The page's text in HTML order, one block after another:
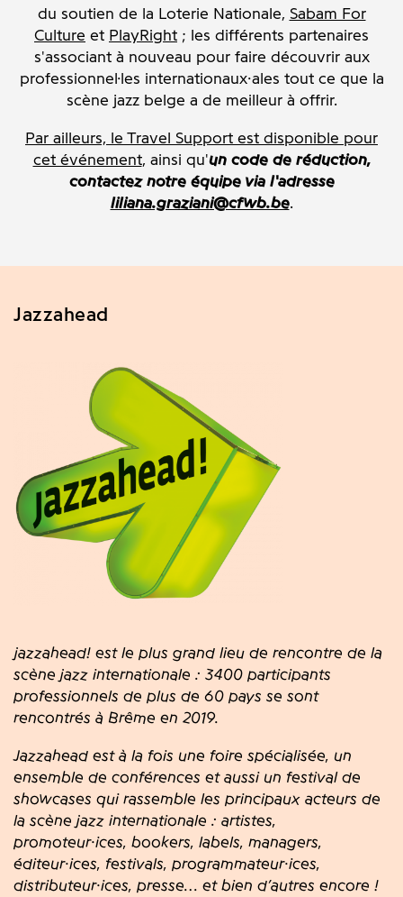
du soutien de la Loterie Nationale, Sabam For
Culture et PlayRight ; les différents partenaires
s'associant à nouveau pour faire découvrir aux
professionnel·les internationaux·ales tout ce que la
scène jazz belge a de meilleur à offrir.
Par ailleurs, le Travel Support est disponible pour
cet événement, ainsi qu'un code de réduction,
contactez notre équipe via l'adresse
liliana.graziani@cfwb.be.
Jazzahead
jazzahead! est le plus grand lieu de rencontre de la
scène jazz internationale : 3400 participants
professionnels de plus de 60 pays se sont
rencontrés à Brême en 2019.
Jazzahead est à la fois une foire spécialisée, un
ensemble de conférences et aussi un festival de
showcases qui rassemble les principaux acteurs de
la scène jazz internationale : artistes,
promoteur·ices, bookers, labels, managers,
éditeur·ices, festivals, programmateur·ices,
distributeur·ices, presse… et bien d’autres encore !